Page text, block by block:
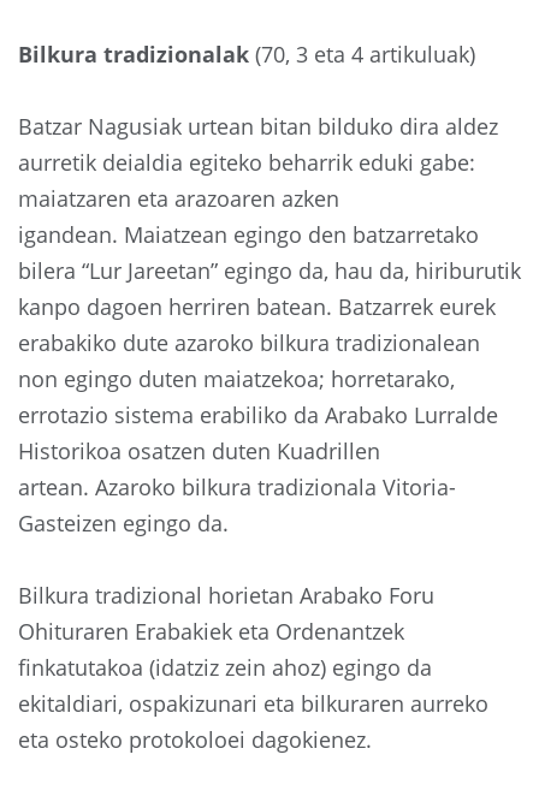
Bilkura tradizionalak (70, 3 eta 4 artikuluak)
Batzar Nagusiak urtean bitan bilduko dira aldez
aurretik deialdia egiteko beharrik eduki gabe:
maiatzaren eta arazoaren azken
igandean. Maiatzean egingo den batzarretako
bilera “Lur Jareetan” egingo da, hau da, hiriburutik
kanpo dagoen herriren batean. Batzarrek eurek
erabakiko dute azaroko bilkura tradizionalean
non egingo duten maiatzekoa; horretarako,
errotazio sistema erabiliko da Arabako Lurralde
Historikoa osatzen duten Kuadrillen
artean. Azaroko bilkura tradizionala Vitoria-
Gasteizen egingo da.
Bilkura tradizional horietan Arabako Foru
Ohituraren Erabakiek eta Ordenantzek
finkatutakoa (idatziz zein ahoz) egingo da
ekitaldiari, ospakizunari eta bilkuraren aurreko
eta osteko protokoloei dagokienez.